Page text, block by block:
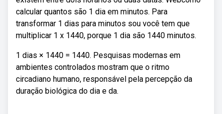
calcular quantos são 1 dia em minutos. Para
transformar 1 dias para minutos sou você tem que
multiplicar 1 x 1440, porque 1 dia são 1440 minutos.
1 dias × 1440 = 1440. Pesquisas modernas em
ambientes controlados mostram que o ritmo
circadiano humano, responsável pela percepção da
duração biológica do dia e da.